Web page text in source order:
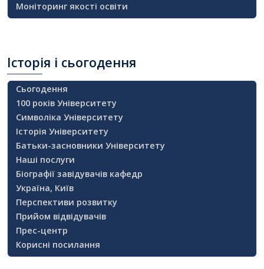
Моніторинг якості освіти
Історія і сьогодення
Сьогодення
100 років Університету
Символіка Університету
Історія Університету
Батьки-засновники Університету
Наші послуги
Біографії завідувачів кафедр
Україна, Київ
Перспективи розвитку
Прийом відвідувачів
Прес-центр
Корисні посилання